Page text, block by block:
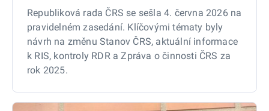
Republiková rada ČRS se sešla 4. června 2026 na
pravidelném zasedání. Klíčovými tématy byly
návrh na změnu Stanov ČRS, aktuální informace
k RIS, kontroly RDR a Zpráva o činnosti ČRS za
rok 2025.